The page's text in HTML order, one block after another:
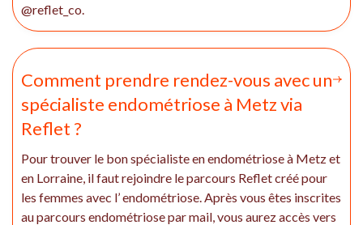
@reflet_co.
Comment prendre rendez-vous avec un
spécialiste endométriose à Metz via
Reflet ?
Pour trouver le bon spécialiste en endométriose à Metz et
en Lorraine, il faut rejoindre le parcours Reflet créé pour
les femmes avec l’ endométriose. Après vous êtes inscrites
au parcours endométriose par mail, vous aurez accès vers